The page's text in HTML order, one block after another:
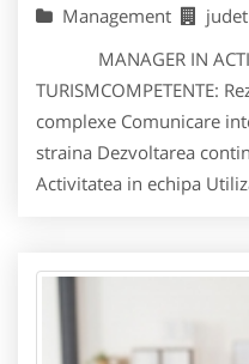
Management
MANAGER IN
TURISMCOMPETENTE:
complexe Comunicare
straina Dezvoltarea
Activitatea in echipa